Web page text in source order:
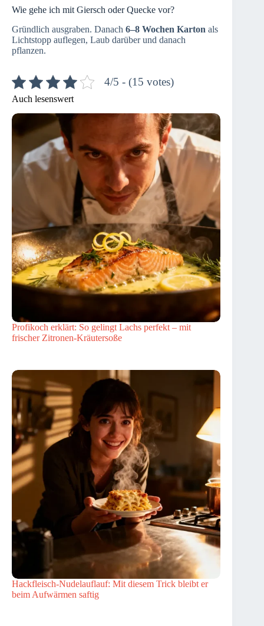
Wie gehe ich mit Giersch oder Quecke vor?
Gründlich ausgraben. Danach 6–8 Wochen Karton als
Lichtstopp auflegen, Laub darüber und danach
pflanzen.
4/5 - (15 votes)
Auch lesenswert
Profikoch erklärt: So gelingt Lachs perfekt – mit
frischer Zitronen-Kräutersoße
Hackfleisch-Nudelauflauf: Mit diesem Trick bleibt er
beim Aufwärmen saftig